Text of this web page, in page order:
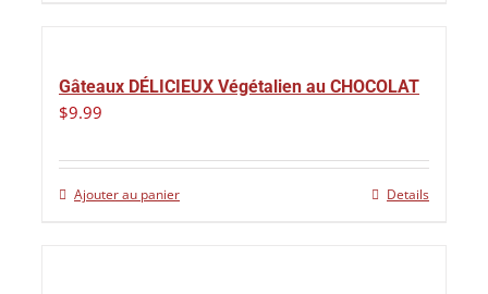
Gâteaux DÉLICIEUX Végétalien au CHOCOLAT
$9.99
Ajouter au panier Details